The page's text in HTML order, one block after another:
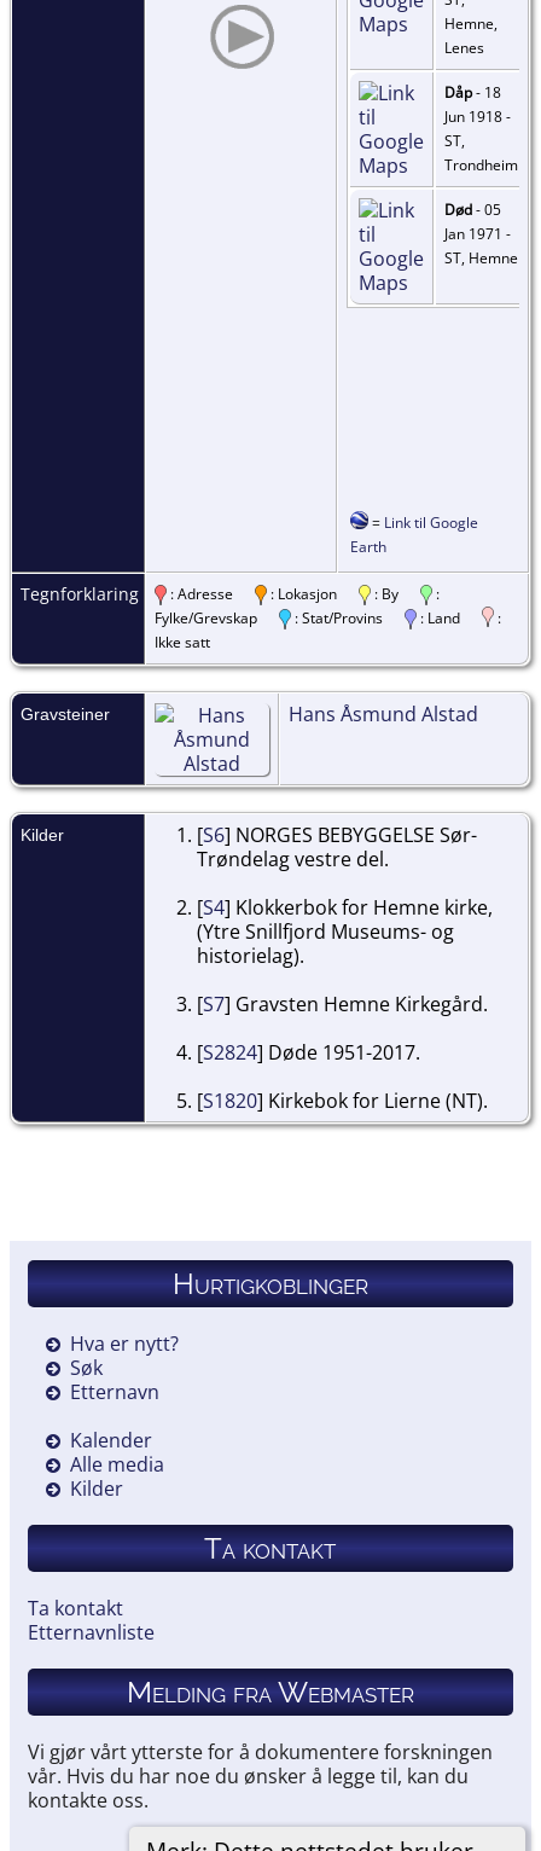
Hemne,
Lenes
Dåp- 18
Jun 1918 -
ST,
Trondheim
Død- 05
Jan 1971 -
ST, Hemne
= Link til Google
Earth
Tegnforklaring : Adresse : Lokasjon : By
:
Fylke/Grevskap
: Stat/Provins : Land
:
Ikke satt
Gravsteiner Hans Åsmund Alstad
Kilder [S6] NORGES BEBYGGELSE Sør-
Trøndelag vestre del.
[S4] Klokkerbok for Hemne kirke,
(Ytre Snillfjord Museums- og
historielag).
[S7] Gravsten Hemne Kirkegård.
[S2824] Døde 1951-2017.
[S1820] Kirkebok for Lierne (NT).
Hurtigkoblinger
Hva er nytt?
Søk
Etternavn
Kalender
Alle media
Kilder
Ta kontakt
Ta kontakt
Etternavnliste
Melding fra Webmaster
Vi gjør vårt ytterste for å dokumentere forskningen
vår. Hvis du har noe du ønsker å legge til, kan du
kontakte oss.